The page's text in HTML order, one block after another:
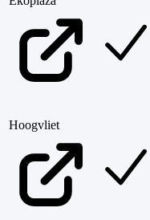
Hoogvliet